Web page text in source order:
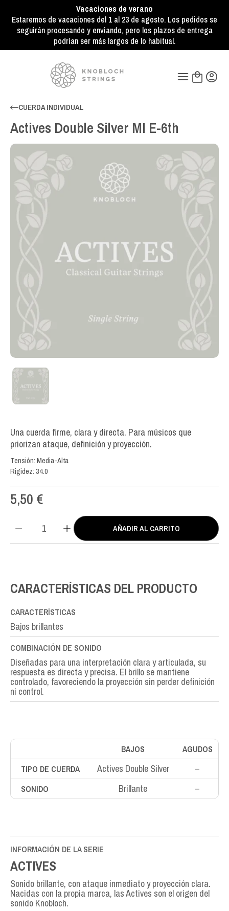
Vacaciones de verano
Estaremos de vacaciones del 1 al 23 de agosto. Los pedidos se
seguirán procesando y enviando, pero los plazos de entrega
podrían ser más largos de lo habitual.
CUERDA INDIVIDUAL
Actives Double Silver MI E-6th
Una cuerda firme, clara y directa. Para músicos que
priorizan ataque, definición y proyección.
Tensión: Media-Alta
Rigidez: 34.0
5,50 €
Double
6th
AÑADIR AL CARRITO
CARACTERÍSTICAS DEL PRODUCTO
CARACTERÍSTICAS
Bajos brillantes
COMBINACIÓN DE SONIDO
Diseñadas para una interpretación clara y articulada, su
respuesta es directa y precisa. El brillo se mantiene
controlado, favoreciendo la proyección sin perder definición
ni control.
BAJOS
AGUDOS
TIPO DE CUERDA
Actives Double Silver –
SONIDO Brillante –
INFORMACIÓN DE LA SERIE
ACTIVES
Sonido brillante, con ataque inmediato y proyección clara.
Nacidas con la propia marca, las Actives son el origen del
sonido Knobloch.